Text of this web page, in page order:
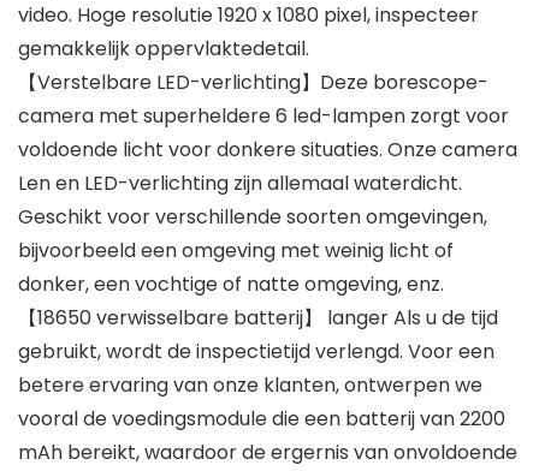
video. Hoge resolutie 1920 x 1080 pixel, inspecteer
gemakkelijk oppervlaktedetail.
【Verstelbare LED-verlichting】Deze borescope-
camera met superheldere 6 led-lampen zorgt voor
voldoende licht voor donkere situaties. Onze camera
Len en LED-verlichting zijn allemaal waterdicht.
Geschikt voor verschillende soorten omgevingen,
bijvoorbeeld een omgeving met weinig licht of
donker, een vochtige of natte omgeving, enz.
【18650 verwisselbare batterij】 langer Als u de tijd
gebruikt, wordt de inspectietijd verlengd. Voor een
betere ervaring van onze klanten, ontwerpen we
vooral de voedingsmodule die een batterij van 2200
mAh bereikt, waardoor de ergernis van onvoldoende